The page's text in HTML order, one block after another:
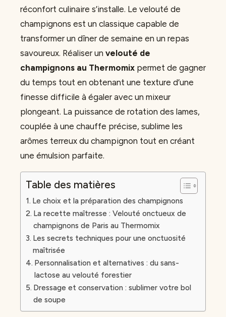
réconfort culinaire s’installe. Le velouté de
champignons est un classique capable de
transformer un dîner de semaine en un repas
savoureux. Réaliser un velouté de
champignons au Thermomix permet de gagner
du temps tout en obtenant une texture d’une
finesse difficile à égaler avec un mixeur
plongeant. La puissance de rotation des lames,
couplée à une chauffe précise, sublime les
arômes terreux du champignon tout en créant
une émulsion parfaite.
Table des matières
Le choix et la préparation des champignons
La recette maîtresse : Velouté onctueux de
champignons de Paris au Thermomix
Les secrets techniques pour une onctuosité
maîtrisée
Personnalisation et alternatives : du sans-
lactose au velouté forestier
Dressage et conservation : sublimer votre bol
de soupe